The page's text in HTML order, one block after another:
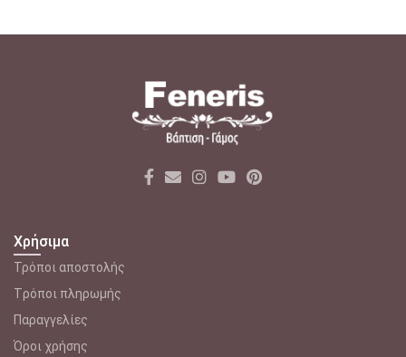
Χρήσιμα
Τρόποι αποστολής
Tρόποι πληρωμής
Παραγγελίες
Όροι χρήσης